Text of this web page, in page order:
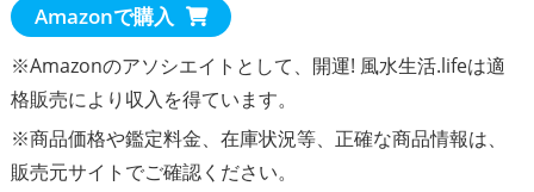
Amazonで購入
※Amazonのアソシエイトとして、開運! 風水生活.lifeは適
格販売により収入を得ています。
※商品価格や鑑定料金、在庫状況等、正確な商品情報は、
販売元サイトでご確認ください。